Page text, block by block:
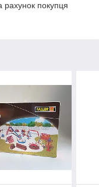
рахунок покупця